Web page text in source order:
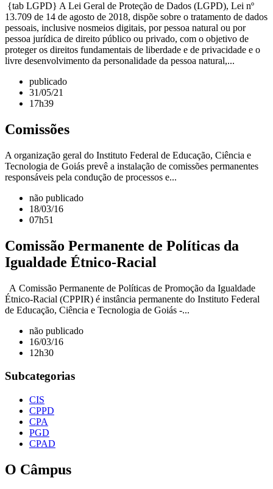
{tab LGPD} A Lei Geral de Proteção de Dados (LGPD), Lei nº
13.709 de 14 de agosto de 2018, dispõe sobre o tratamento de dados
pessoais, inclusive nosmeios digitais, por pessoa natural ou por
pessoa jurídica de direito público ou privado, com o objetivo de
proteger os direitos fundamentais de liberdade e de privacidade e o
livre desenvolvimento da personalidade da pessoa natural,...
publicado
31/05/21
17h39
Comissões
A organização geral do Instituto Federal de Educação, Ciência e
Tecnologia de Goiás prevê a instalação de comissões permanentes
responsáveis pela condução de processos e...
não publicado
18/03/16
07h51
Comissão Permanente de Políticas da
Igualdade Étnico-Racial
A Comissão Permanente de Políticas de Promoção da Igualdade
Étnico-Racial (CPPIR) é instância permanente do Instituto Federal
de Educação, Ciência e Tecnologia de Goiás -...
não publicado
16/03/16
12h30
Subcategorias
CIS
CPPD
CPA
PGD
CPAD
O Câmpus